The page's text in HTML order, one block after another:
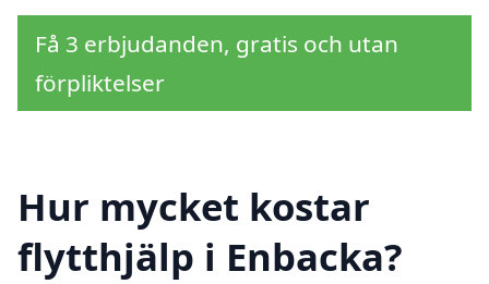
Få 3 erbjudanden, gratis och utan
förpliktelser
Hur mycket kostar
flytthjälp i Enbacka?